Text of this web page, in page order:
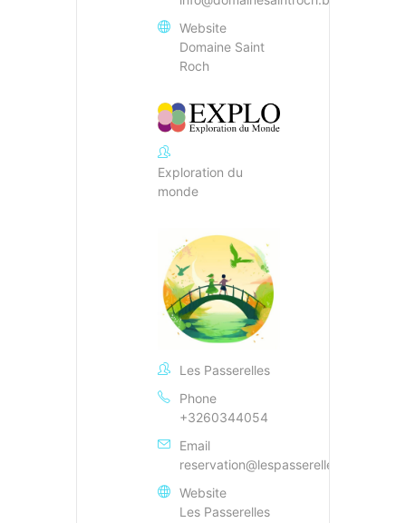
Website
Domaine Saint
Roch
Exploration du
monde
Les Passerelles
Phone
+3260344054
Email
reservation@lespasserelles.be
Website
Les Passerelles